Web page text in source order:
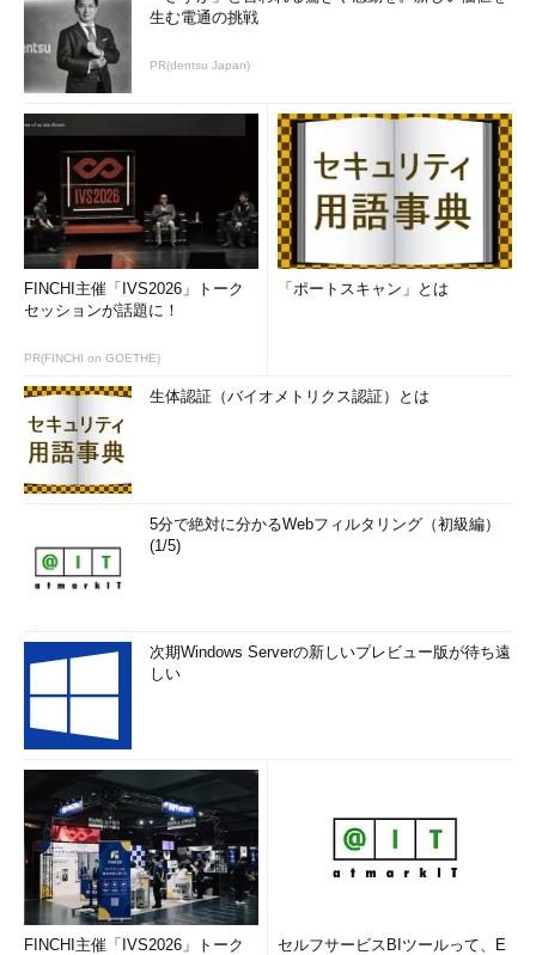
生む電通の挑戦
PR(dentsu Japan)
FINCHI主催「IVS2026」トーク
セッションが話題に！
PR(FINCHI on GOETHE)
「ポートスキャン」とは
生体認証（バイオメトリクス認証）とは
5分で絶対に分かるWebフィルタリング（初級編）
(1/5)
次期Windows Serverの新しいプレビュー版が待ち遠
しい
FINCHI主催「IVS2026」トーク
セルフサービスBIツールって、E